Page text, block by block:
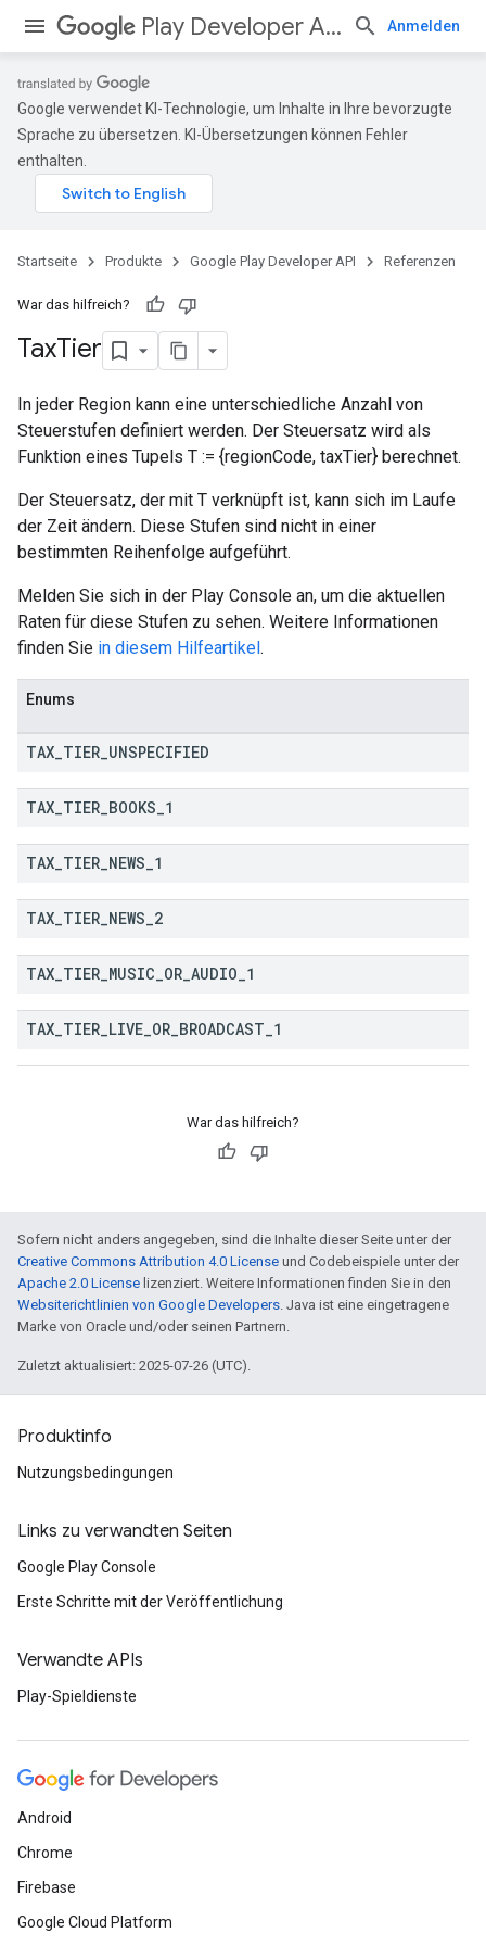
Play Developer API Anmelden
Google verwendet KI-Technologie, um Inhalte in Ihre bevorzugte
Sprache zu übersetzen. KI-Übersetzungen können Fehler
enthalten.
Startseite Produkte Google Play Developer API Referenzen
War das hilfreich?
TaxTier
In jeder Region kann eine unterschiedliche Anzahl von
Steuerstufen definiert werden. Der Steuersatz wird als
Funktion eines Tupels T := {regionCode, taxTier} berechnet.
Der Steuersatz, der mit T verknüpft ist, kann sich im Laufe
der Zeit ändern. Diese Stufen sind nicht in einer
bestimmten Reihenfolge aufgeführt.
Melden Sie sich in der Play Console an, um die aktuellen
Raten für diese Stufen zu sehen. Weitere Informationen
finden Sie in diesem Hilfeartikel.
Enums
TAX TIER UNSPECIFIED
TAX TIER BOOKS 1
TAX TIER NEWS 1
TAX TIER NEWS 2
TAX TIER MUSIC OR AUDIO 1
TAX TIER LIVE OR BROADCAST 1
War das hilfreich?
Sofern nicht anders angegeben, sind die Inhalte dieser Seite unter der
Creative Commons Attribution 4.0 License und Codebeispiele unter der
Apache 2.0 License lizenziert. Weitere Informationen finden Sie in den
Websiterichtlinien von Google Developers. Java ist eine eingetragene
Marke von Oracle und/oder seinen Partnern.
Zuletzt aktualisiert: 2025-07-26 (UTC).
Produktinfo
Nutzungsbedingungen
Links zu verwandten Seiten
Google Play Console
Erste Schritte mit der Veröffentlichung
Verwandte APIs
Play-Spieldienste
Android
Chrome
Firebase
Google Cloud Platform